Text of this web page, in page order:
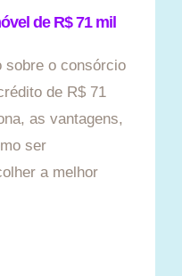
de R$ 71 mil
sobre o consórcio
de R$ 71
as vantagens,
ser
a melhor